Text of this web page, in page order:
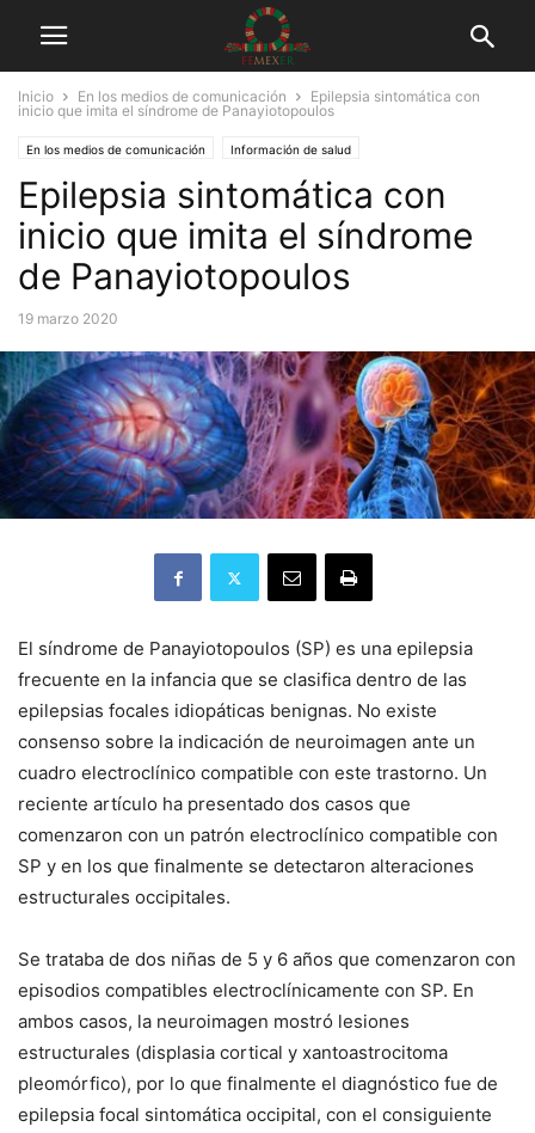
Inicio En los medios de comunicación
Epilepsia sintomática con
inicio que imita el síndrome de Panayiotopoulos
En los medios de comunicación Información de salud
Epilepsia sintomática con
inicio que imita el síndrome
de Panayiotopoulos
19 marzo 2020
El síndrome de Panayiotopoulos (SP) es una epilepsia
frecuente en la infancia que se clasifica dentro de las
epilepsias focales idiopáticas benignas. No existe
consenso sobre la indicación de neuroimagen ante un
cuadro electroclínico compatible con este trastorno. Un
reciente artículo ha presentado dos casos que
comenzaron con un patrón electroclínico compatible con
SP y en los que finalmente se detectaron alteraciones
estructurales occipitales.
Se trataba de dos niñas de 5 y 6 años que comenzaron con
episodios compatibles electroclínicamente con SP. En
ambos casos, la neuroimagen mostró lesiones
estructurales (displasia cortical y xantoastrocitoma
pleomórfico), por lo que finalmente el diagnóstico fue de
epilepsia focal sintomática occipital, con el consiguiente